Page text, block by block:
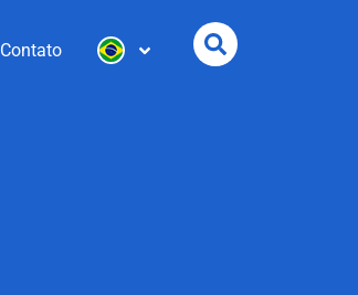
Contato